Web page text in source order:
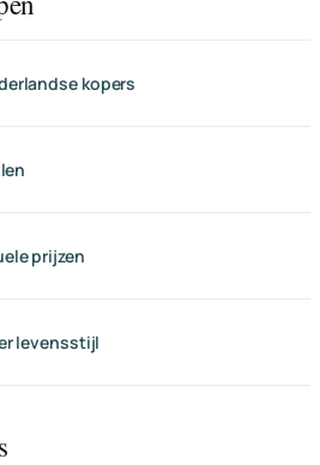
kopers
prijzen
levensstijl